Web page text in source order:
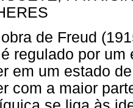
de Freud
regulado por
em um estado
com a maior